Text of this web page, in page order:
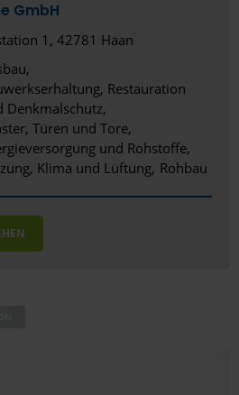
GmbH
1, 42781 Haan
Restauration
Denkmalschutz
Türen und Tore
und Rohstoffe
Klima und Lüftung Rohbau